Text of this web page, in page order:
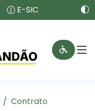
E-SIC
Contrato